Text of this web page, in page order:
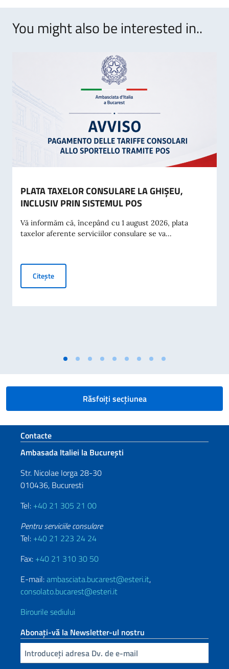
You might also be interested in..
PLATA TAXELOR CONSULARE LA GHIȘEU,
INCLUSIV PRIN SISTEMUL POS
Vă informăm că, începând cu 1 august 2026, plata
taxelor aferente serviciilor consulare se va...
CiteștePLATA TAXELOR CONSULARE LA GHIȘEU, INCLUSIV
Răsfoiți secțiunea
Footer section
Contacte
Ambasada Italiei la București
Str. Nicolae Iorga 28-30
010436, Bucuresti
Tel: +40 21 305 21 00
Pentru serviciile consulare
Tel: +40 21 223 24 24
Fax: +40 21 310 30 50
E-mail:ambasciata.bucarest@esteri.it,
consolato.bucarest@esteri.it
Birourile sediului
Abonați-vă la Newsletter-ul nostru
Inserisci la tua email